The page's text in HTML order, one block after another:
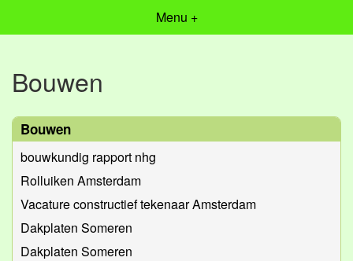
Menu +
Bouwen
Bouwen
bouwkundig rapport nhg
Rolluiken Amsterdam
Vacature constructief tekenaar Amsterdam
Dakplaten Someren
Dakplaten Someren